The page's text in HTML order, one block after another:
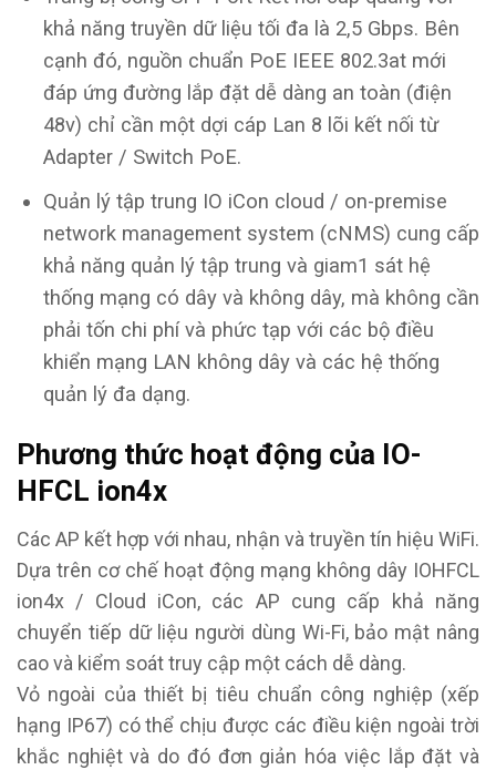
khả năng truyền dữ liệu tối đa là 2,5 Gbps. Bên
cạnh đó, nguồn chuẩn PoE IEEE 802.3at mới
đáp ứng đường lắp đặt dễ dàng an toàn (điện
48v) chỉ cần một dợi cáp Lan 8 lõi kết nối từ
Adapter / Switch PoE.
Quản lý tập trung IO iCon cloud / on-premise
network management system (cNMS) cung cấp
khả năng quản lý tập trung và giam1 sát hệ
thống mạng có dây và không dây, mà không cần
phải tốn chi phí và phức tạp với các bộ điều
khiển mạng LAN không dây và các hệ thống
quản lý đa dạng.
Phương thức hoạt động của IO-
HFCL ion4x
Các AP kết hợp với nhau, nhận và truyền tín hiệu WiFi.
Dựa trên cơ chế hoạt động mạng không dây IOHFCL
ion4x / Cloud iCon, các AP cung cấp khả năng
chuyển tiếp dữ liệu người dùng Wi-Fi, bảo mật nâng
cao và kiểm soát truy cập một cách dễ dàng.
Vỏ ngoài của thiết bị tiêu chuẩn công nghiệp (xếp
hạng IP67) có thể chịu được các điều kiện ngoài trời
khắc nghiệt và do đó đơn giản hóa việc lắp đặt và